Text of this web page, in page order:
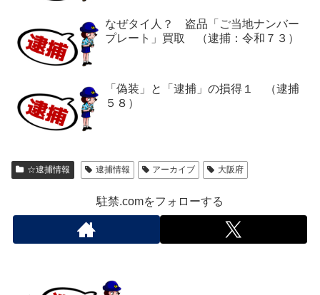
なぜタイ人？ 盗品「ご当地ナンバー
プレート」買取 （逮捕：令和７３）
「偽装」と「逮捕」の損得１ （逮捕
５８）
☆逮捕情報 逮捕情報 アーカイブ 大阪府
駐禁.comをフォローする